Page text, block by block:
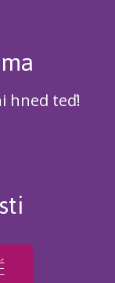
hned teď!